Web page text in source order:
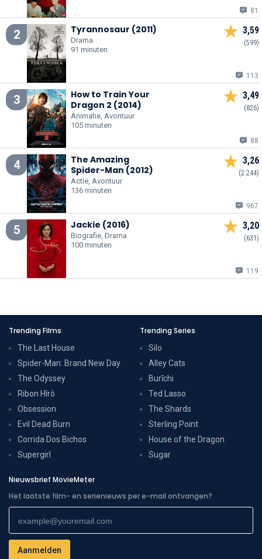
81
2 Tyrannosaur (2011)
Drama
91 minuten
3,59
(599)
113
3
How to Train Your
Dragon 2 (2014)
Animatie, Avontuur
105 minuten
3,49
(826)
88
4
The Amazing
Spider-Man (2012)
Actie, Avontuur
136 minuten
3,26
(2.244)
967
5 Jackie (2016)
Biografie, Drama
100 minuten
3,20
(631)
119
Trending Films
The Last House
Spider-Man: Brand New Day
The Odyssey
Ribon Hîrô
Obsession
Evil Dead Burn
Corrida Dos Bichos
Supergirl
Trending Series
Silo
Alley Cats
Burīchi
Ted Lasso
The Shards
Sterling Point
House of the Dragon
Sugar
Nieuwsbrief MovieMeter
Het laatste film- en serienieuws per e-mail ontvangen?